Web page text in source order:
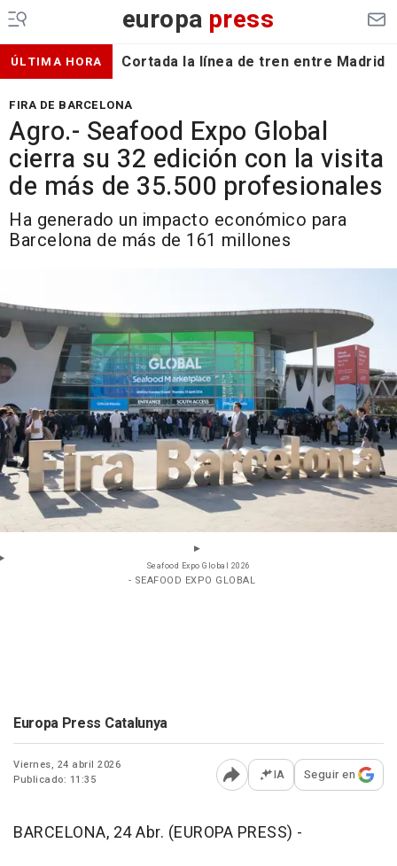
europa press
ÚLTIMA HORA Cortada la línea de tren entre Madrid
FIRA DE BARCELONA
Agro.- Seafood Expo Global
cierra su 32 edición con la visita
de más de 35.500 profesionales
Ha generado un impacto económico para
Barcelona de más de 161 millones
Seafood Expo Global 2026
- SEAFOOD EXPO GLOBAL
Europa Press Catalunya
Viernes, 24 abril 2026
Publicado: 11:35
Abrir opciones para
IA Seguir en
BARCELONA, 24 Abr. (EUROPA PRESS) -